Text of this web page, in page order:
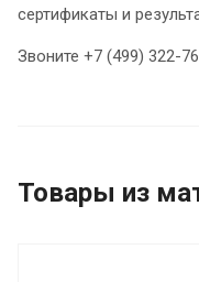
сертификаты и
Звоните +7 (499) 322-
Товары из